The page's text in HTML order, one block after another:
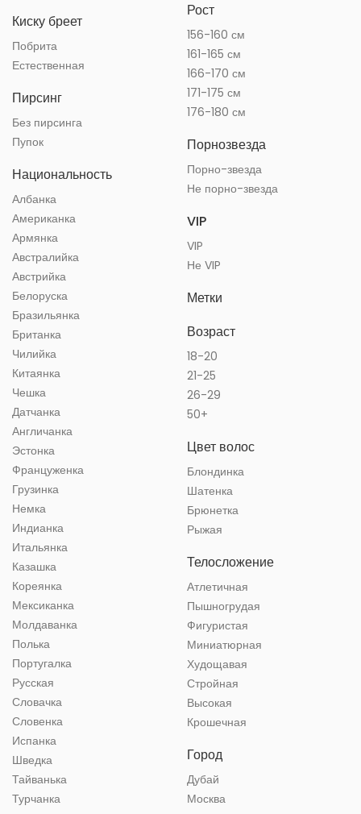
Киску бреет
Побрита
Естественная
Пирсинг
Без пирсинга
Пупок
Национальность
Албанка
Американка
Армянка
Австралийка
Австрийка
Белоруска
Бразильянка
Британка
Чилийка
Китаянка
Чешка
Датчанка
Англичанка
Эстонка
Француженка
Грузинка
Немка
Индианка
Итальянка
Казашка
Кореянка
Мексиканка
Молдаванка
Полька
Португалка
Русская
Словачка
Словенка
Испанка
Шведка
Тайванька
Турчанка
Рост
156-160 см
161-165 см
166-170 см
171-175 см
176-180 см
Порнозвезда
Порно-звезда
Не порно-звезда
VIP
VIP
Не VIP
Метки
Возраст
18-20
21-25
26-29
50+
Цвет волос
Блондинка
Шатенка
Брюнетка
Рыжая
Телосложение
Атлетичная
Пышногрудая
Фигуристая
Миниатюрная
Худощавая
Стройная
Высокая
Крошечная
Город
Дубай
Москва